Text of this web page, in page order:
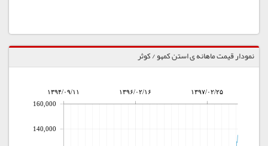
نمودار قیمت ماهانه ی استن کمهو / کوثر
۱۳۹۴/۰۹/۱۱ ۱۳۹۶/۰۲/۱۶ ۱۳۹۷/۰۲/۲۵
140,000
160,000